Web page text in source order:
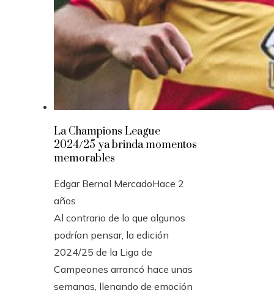
La Champions League
2024/25 ya brinda momentos
memorables
Edgar Bernal MercadoHace 2
años
Al contrario de lo que algunos
podrían pensar, la edición
2024/25 de la Liga de
Campeones arrancó hace unas
semanas, llenando de emoción